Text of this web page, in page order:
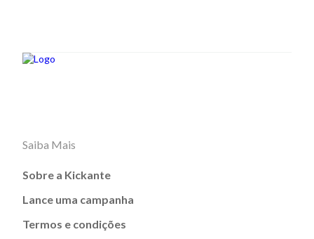
Saiba Mais
Sobre a Kickante
Lance uma campanha
Termos e condições